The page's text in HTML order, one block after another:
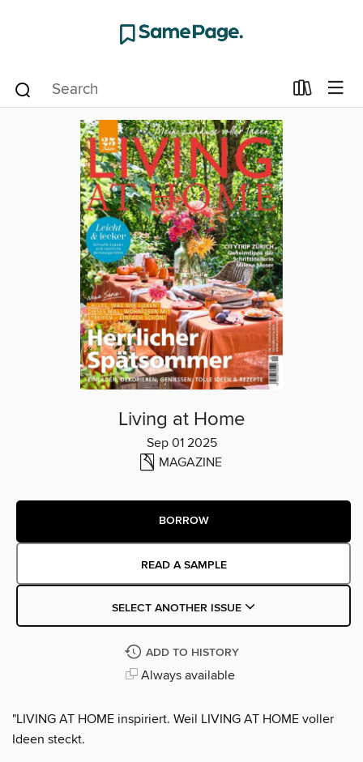
Living at Home
Sep 01 2025
MAGAZINE
BORROW
READ A SAMPLE
SELECT ANOTHER ISSUE
ADD TO HISTORY
Always available
"LIVING AT HOME inspiriert. Weil LIVING AT HOME voller
Ideen steckt.